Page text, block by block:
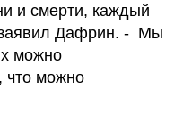
и смерти, каждый
Дафрин. -  Мы
можно
что можно